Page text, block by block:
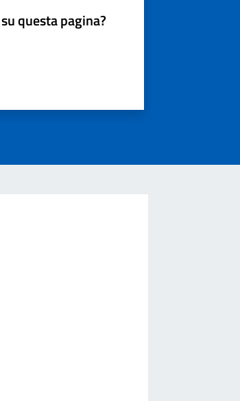
questa pagina?